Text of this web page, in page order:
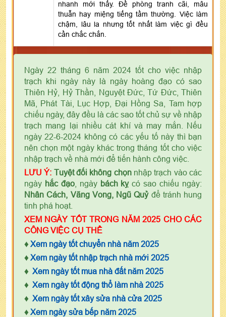
nhanh mới thấy. Đề phòng tranh cãi, mâu
thuẫn hay miệng tiếng tầm thường. Việc làm
chậm, lâu la nhưng tốt nhất làm việc gì đều
cần chắc chắn.
Ngày 22 tháng 6 năm 2024 tốt cho việc nhập
trạch khi ngày này là ngày hoàng đạo có sao
Thiên Hỷ, Hỷ Thần, Nguyệt Đức, Tứ Đức, Thiên
Mã, Phát Tài, Lục Hợp, Đại Hồng Sa, Tam hợp
chiếu ngày, đây đều là các sao tốt chủ sự về nhập
trạch mang lại nhiều cát khí và may mắn. Nếu
ngày 22-6-2024 không có các yếu tố này thì bạn
nên chọn một ngày khác trong tháng tốt cho việc
nhập trạch về nhà mới để tiến hành công việc.
LƯU Ý: Tuyệt đối không chọnnhập trạch vào các
ngày hắc đạo, ngày bách kỵcó sao chiếu ngày:
Nhân Cách, Vãng Vong, Ngũ Quỷđể tránh hung
tinh phá hoạt.
XEM NGÀY TỐT TRONG NĂM 2025 CHO CÁC
CÔNG VIỆC CỤ THỂ
♦ Xem ngày tốt chuyển nhà năm 2025
♦ Xem ngày tốt nhập trạch nhà mới 2025
♦ Xem ngày tốt mua nhà đất năm 2025
♦ Xem ngày tốt động thổ làm nhà 2025
♦ Xem ngày tốt xây sửa nhà cửa 2025
♦ Xem ngày sửa bếp năm 2025